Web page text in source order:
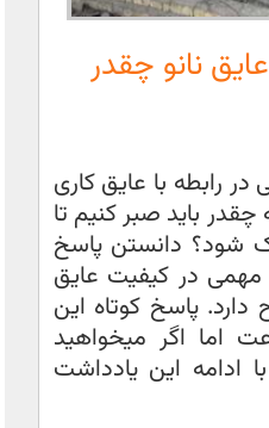
نانو چقدر
رابطه با عایق کاری
باید صبر کنیم تا
شود؟ دانستن پاسخ
در کیفیت عایق
پاسخ کوتاه این
72 ساعت اما اگر میخواهید
ادامه این یادداشت